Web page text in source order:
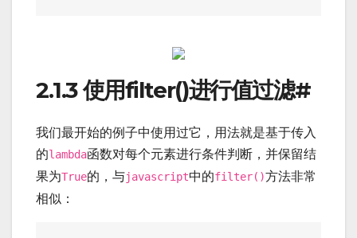
2.1.3 使用filter()进行值过滤#
我们最开始的例子中使用过它，用法就是基于传入
的lambda函数对每个元素进行条件判断，并保留结
果为True的，与javascript中的filter()方法非常
相似：